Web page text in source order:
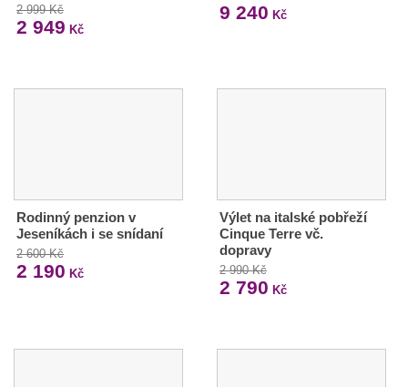
2 999 Kč
2 949 Kč
9 240 Kč
Rodinný penzion v
Jeseníkách i se snídaní
2 600 Kč
2 190 Kč
Výlet na italské pobřeží
Cinque Terre vč.
dopravy
2 990 Kč
2 790 Kč